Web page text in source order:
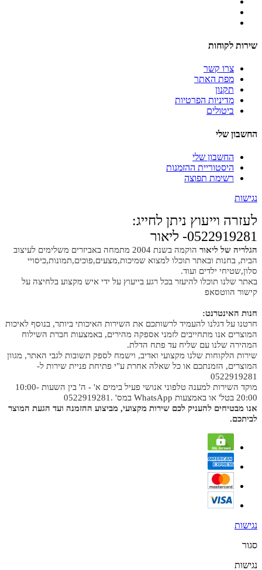
שירות לקוחות
צרו קשר
מפת האתר
תקנון
מדיניות הפרטיות
ביטולים
החשבון שלי
החשבון שלי
היסטוריית ההזמנות
רשימת תפוצה
נגישות
לעזרה וייעוץ ניתן לחייג:
0522919281- ליאור
הגלריה של ליאור
הוקמה בשנת 2004 מתמחה באביזרים משלימים לעיצוב
הבית, בחנות ובאתר תוכלו למצוא שמיכות,מצעים,פוכים,תמונות,כיסויי
סלון,שטיחי ילדים ועוד.
באתר שלנו תוכלו להיעזר בכל רגע בייעוץ על ידי איש מקצוע בלחיצה על
קישור הווטסאפ
חנות האינטרנט:
חרטנו על דגלנו להעמיד לרשותכם את השירות האיכותי ביותר, בנוסף לאיכות
המוצרים אנו מתחייבים לזמני אספקה מהירים, באמצעות חברת השילוח
המהירה שלנו עם שליח עד פתח הדלת.
שירות הלקוחות שלנו מקצועי ואדיב, וישמח לספק תשובות לגבי האתר, מגוון
המוצרים, הזמנתכם או כל שאלה אחרת ע"י פתיחת פניית שירות ל-
0522919281
מוקד השירות למענה טלפוני אנושי פעיל בימים א' - ה' בין השעות 10:00-
20:00 בטל' או באמצעות WhatsApp במס' .0522919281
אנו מבטיחים להעניק לכם שירות מקצועי, מביצוע ההזמנה ועד הגעת המוצר
לביתכם.
נגישות
סגור
נגישות